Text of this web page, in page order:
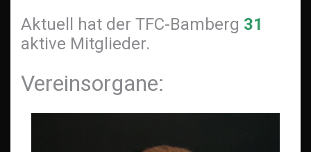
Aktuell hat der TFC-Bamberg 31
aktive Mitglieder.
Vereinsorgane: